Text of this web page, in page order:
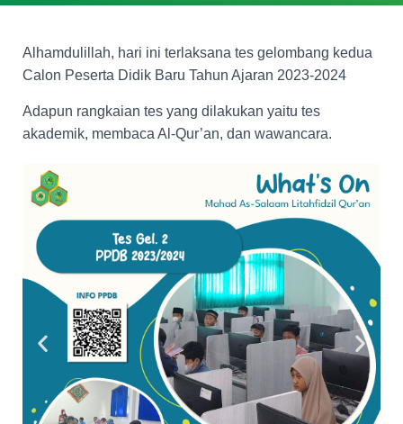
N
Alhamdulillah, hari ini terlaksana tes gelombang kedua
Calon Peserta Didik Baru Tahun Ajaran 2023-2024
Adapun rangkaian tes yang dilakukan yaitu tes
akademik, membaca Al-Qur’an, dan wawancara.